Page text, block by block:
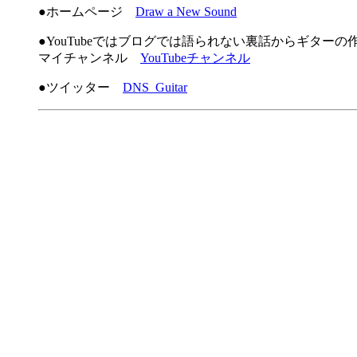
●ホームページ Draw a New Sound
●YouTubeではブログでは語られない裏話からギター
マイチャンネル YouTubeチャンネル
●ツイッター DNS_Guitar